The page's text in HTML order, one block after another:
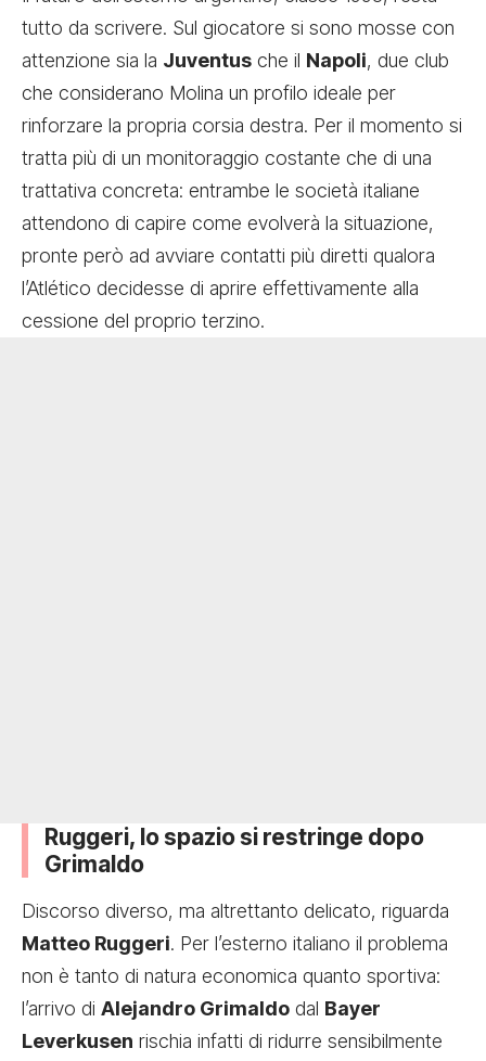
tutto da scrivere. Sul giocatore si sono mosse con
attenzione sia la Juventus che il Napoli, due club
che considerano Molina un profilo ideale per
rinforzare la propria corsia destra. Per il momento si
tratta più di un monitoraggio costante che di una
trattativa concreta: entrambe le società italiane
attendono di capire come evolverà la situazione,
pronte però ad avviare contatti più diretti qualora
l’Atlético decidesse di aprire effettivamente alla
cessione del proprio terzino.
Ruggeri, lo spazio si restringe dopo
Grimaldo
Discorso diverso, ma altrettanto delicato, riguarda
Matteo Ruggeri. Per l’esterno italiano il problema
non è tanto di natura economica quanto sportiva:
l’arrivo di Alejandro Grimaldo dal Bayer
Leverkusen rischia infatti di ridurre sensibilmente